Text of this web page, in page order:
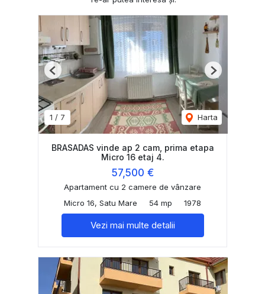
1 / 7 Harta
Previous Next
BRASADAS vinde ap 2 cam, prima etapa
Micro 16 etaj 4.
57,500 €
Apartament cu 2 camere de vânzare
Micro 16, Satu Mare
54 mp 1978
Vezi mai multe detalii